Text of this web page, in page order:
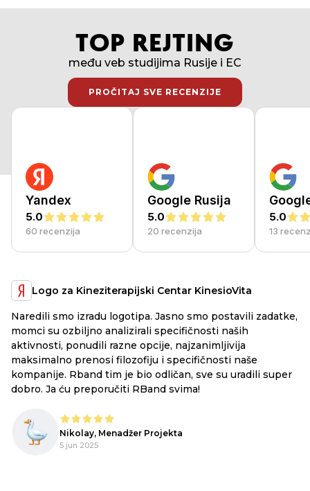
TOP REJTING
među veb studijima Rusije i EC
PROČITAJ SVE RECENZIJE
PROČITAJ SVE RECENZIJE
Yandex
5.0
60 recenzija
Google Rusija
5.0
20 recenzija
5.0
13
Logo za Kineziterapijski Centar KinesioVita
Naredili smo izradu logotipa. Jasno smo postavili zadatke,
momci su ozbiljno analizirali specifičnosti naših
aktivnosti, ponudili razne opcije, najzanimljivija
maksimalno prenosi filozofiju i specifičnosti naše
kompanije. Rband tim je bio odličan, sve su uradili super
dobro. Ja ću preporučiti RBand svima!
Nikolay, Menadžer Projekta
5 jun 2025